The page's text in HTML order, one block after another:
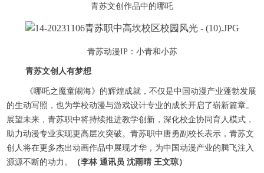
青苏文创作品中的哪吒
青苏动漫IP：小青和小苏
青苏文创人有梦想
《哪吒之魔童闹海》的辉煌成就，不仅是中国动漫产业蓬勃发展
的生动写照，也为学校动漫与游戏设计专业的成长开启了崭新篇章。
展望未来，青苏职中将持续推进教学创新，深化校企协同育人模式，
助力动漫专业实现更高层次突破。青苏职中唐勇副校长表示，青苏文
创人将在更多杰出动画作品中展现才华，为中国动漫产业的腾飞注入
源源不断的动力。
（李林 通讯员 沈雨晴 王文琼）